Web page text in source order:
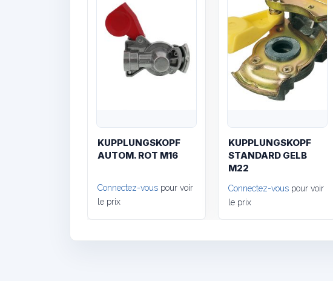
KUPPLUNGSKOPF
AUTOM. ROT M16
Connectez-vous pour voir
le prix
KUPPLUNGSKOPF
STANDARD GELB
M22
Connectez-vous pour voir
le prix